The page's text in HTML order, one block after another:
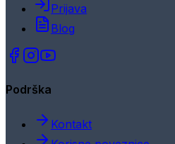
Prijava
Blog
Podrška
Kontakt